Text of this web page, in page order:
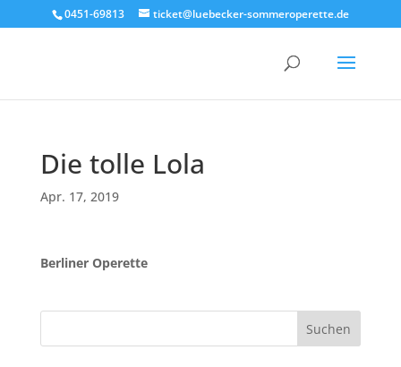
0451-69813 ticket@luebecker-sommeroperette.de
Die tolle Lola
Apr. 17, 2019
Berliner Operette